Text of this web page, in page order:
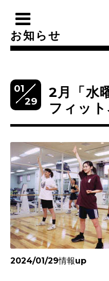
お知らせ
01
29
2月「水
フィッ
2024/01/29情報up